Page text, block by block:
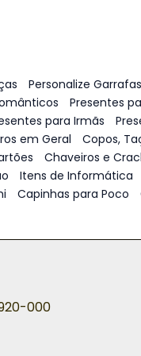
Personalize Garrafas
Presentes
para Irmãs
em Geral
Copos,
Chaveiros e
Itens de Informática
Capinhas para Poco
000